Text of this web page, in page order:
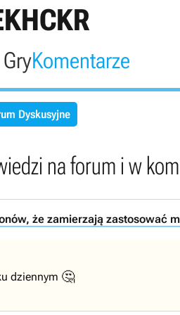
Komentarze
Dyskusyjne
na forum i w
że zamierzają zastosować
dziennym 🤔